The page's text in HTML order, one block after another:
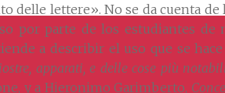
delle lettere». No se da cuenta
por parte de los estudiantes
a describir el uso que se
apparati, e delle cose più
y a Hieronimo Garimberto,